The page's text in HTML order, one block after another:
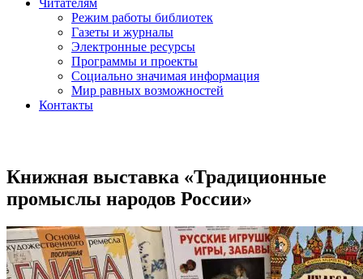
Читателям
Режим работы библиотек
Газеты и журналы
Электронные ресурсы
Программы и проекты
Социально значимая информация
Мир равных возможностей
Контакты
Книжная выставка «Традиционные
промыслы народов России»